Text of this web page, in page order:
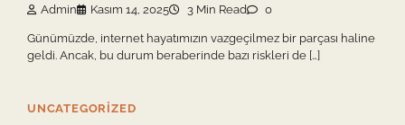
Admin Kasım 14, 2025 3 Min Read 0
Günümüzde, internet hayatımızın vazgeçilmez bir parçası haline
geldi. Ancak, bu durum beraberinde bazı riskleri de […]
UNCATEGORIZED